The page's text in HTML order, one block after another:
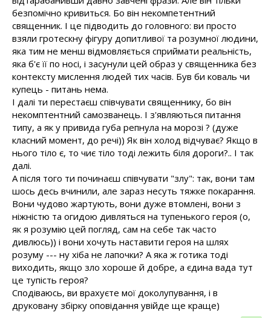
безпомічно кривиться. Бо він некомпетентний
священник. І це підводить до головного: ви просто
взяли гротескну фігуру допитливої та розумної людини,
яка тим не менш відмовляється сприймати реальність,
яка б'є її по носі, і засунули цей образ у священника без
контексту мислення людей тих часів. Був би коваль чи
купець - питань нема.
І далі ти перестаєш співчувати священнику, бо він
некомптентний самозванець. І з'являються питання
типу, а як у привида губа репнула на морозі ? (дуже
класний момент, до речі)) Як він холод відчуває? Якщо в
нього тіло є, то чиє тіло тоді лежить біля дороги?.. І так
далі.
А після того ти починаєш співчувати "злу": так, вони там
шось десь вчинили, але зараз несуть тяжке покарання.
Вони чудово жартують, вони дуже втомлені, вони з
ніжністю та огидою дивляться на тупенького героя (о,
як я розумію цей погляд, сам на себе так часто
дивлюсь)) і вони хочуть наставити героя на шлях
розуму --- ну хіба не лапочки? А яка ж готика тоді
виходить, якщо зло хороше й добре, а єдина вада тут
це тупість героя?
Сподіваюсь, ви врахуєте мої доколупування, і в
друковану збірку оповідання увійде ще краще)